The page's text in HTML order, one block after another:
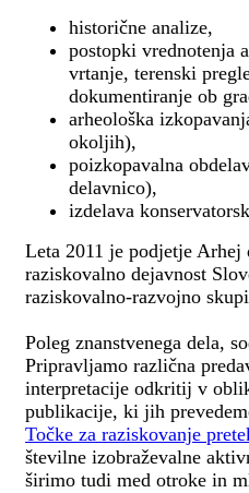
historične analize,
postopki vrednotenja
vrtanje, terenski
dokumentiranje ob
arheološka
okoljih),
poizkopavalna
delavnico),
izdelava
Leta 2011 je podjetje
raziskovalno dejavnost
raziskovalno-razvojno
Poleg znanstvenega dela,
Pripravljamo različna
interpretacije odkritij v
publikacije, ki jih
Točke za raziskovanje
številne izobraževalne
širimo tudi med otroke in